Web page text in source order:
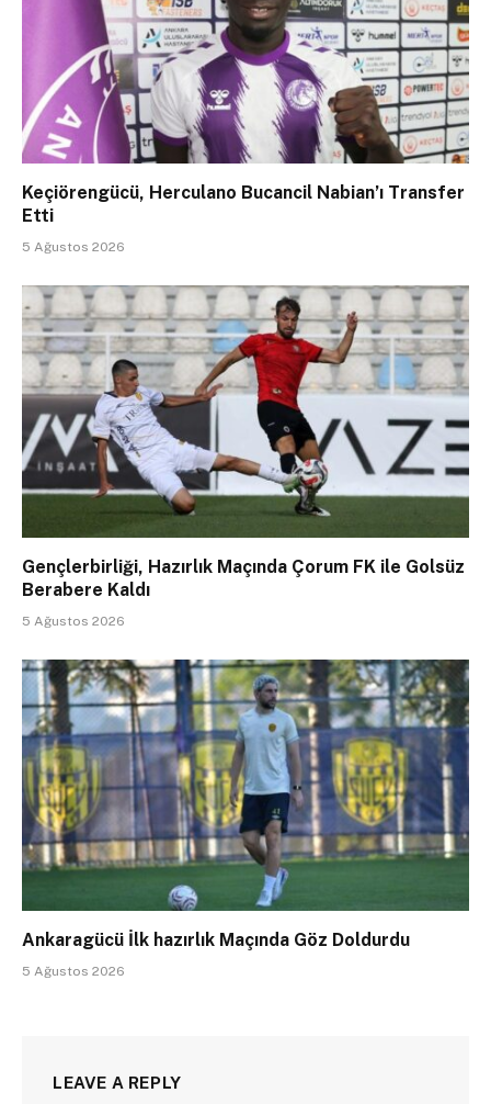
Keçiörengücü, Herculano Bucancil Nabian’ı Transfer
Etti
5 Ağustos 2026
Gençlerbirliği, Hazırlık Maçında Çorum FK ile Golsüz
Berabere Kaldı
5 Ağustos 2026
Ankaragücü İlk hazırlık Maçında Göz Doldurdu
5 Ağustos 2026
LEAVE A REPLY